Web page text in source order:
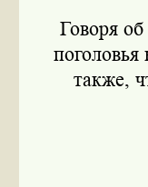
Говоря
также,